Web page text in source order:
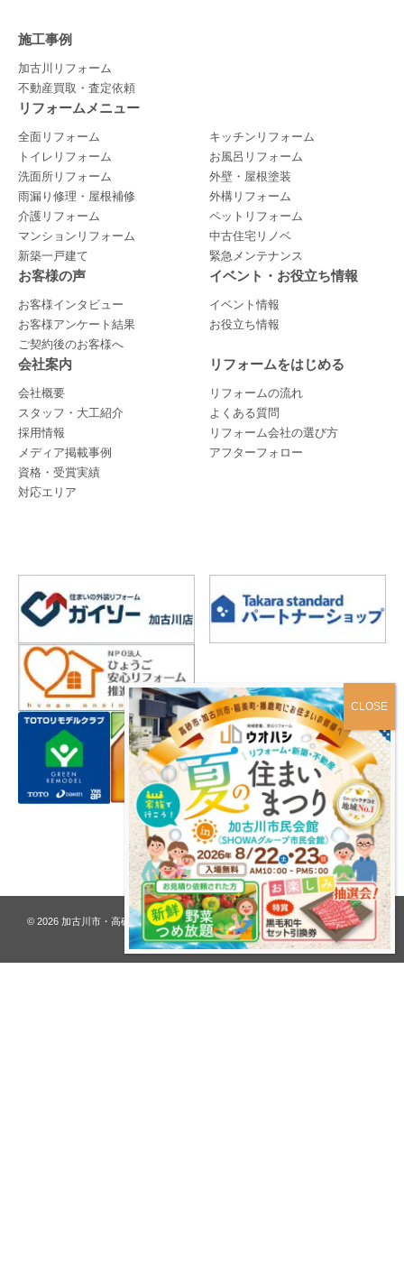
施工事例
加古川リフォーム
不動産買取・査定依頼
リフォームメニュー
全面リフォーム
キッチンリフォーム
トイレリフォーム
お風呂リフォーム
洗面所リフォーム
外壁・屋根塗装
雨漏り修理・屋根補修
外構リフォーム
介護リフォーム
ペットリフォーム
マンションリフォーム
中古住宅リノベ
新築一戸建て
緊急メンテナンス
お客様の声
お客様インタビュー
お客様アンケート結果
ご契約後のお客様へ
イベント・お役立ち情報
イベント情報
お役立ち情報
会社案内
会社概要
スタッフ・大工紹介
採用情報
メディア掲載事例
資格・受賞実績
対応エリア
リフォームをはじめる
リフォームの流れ
よくある質問
リフォーム会社の選び方
アフターフォロー
プライバシーポリシー
© 2026 加古川市・高砂市 夢リフォーム ウオハシ – 創業128年の老舗. All rights
reserved.